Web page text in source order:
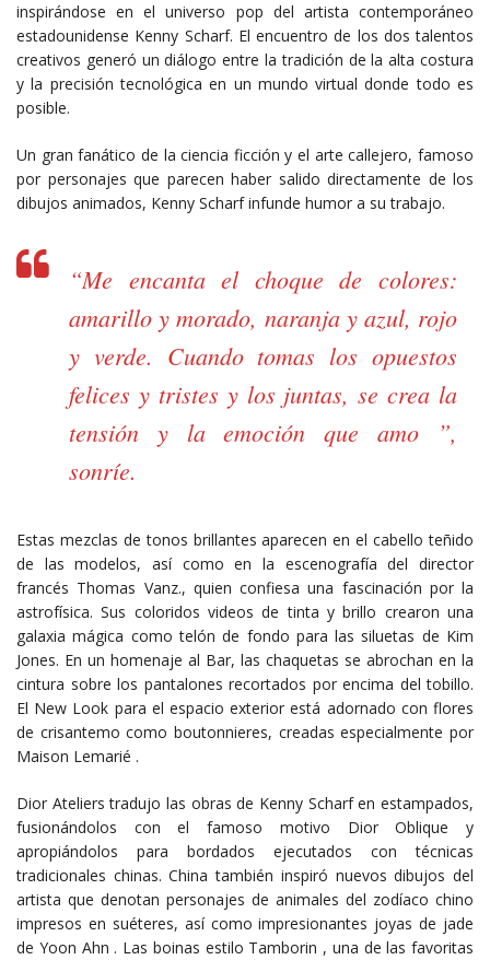
inspirándose en el universo pop del artista contemporáneo
estadounidense Kenny Scharf. El encuentro de los dos talentos
creativos generó un diálogo entre la tradición de la alta costura
y la precisión tecnológica en un mundo virtual donde todo es
posible.
Un gran fanático de la ciencia ficción y el arte callejero, famoso
por personajes que parecen haber salido directamente de los
dibujos animados, Kenny Scharf infunde humor a su trabajo.
“Me encanta el choque de colores:
amarillo y morado, naranja y azul, rojo
y verde. Cuando tomas los opuestos
felices y tristes y los juntas, se crea la
tensión y la emoción que amo ”,
sonríe.
Estas mezclas de tonos brillantes aparecen en el cabello teñido
de las modelos, así como en la escenografía del director
francés Thomas Vanz., quien confiesa una fascinación por la
astrofísica. Sus coloridos videos de tinta y brillo crearon una
galaxia mágica como telón de fondo para las siluetas de Kim
Jones. En un homenaje al Bar, las chaquetas se abrochan en la
cintura sobre los pantalones recortados por encima del tobillo.
El New Look para el espacio exterior está adornado con flores
de crisantemo como boutonnieres, creadas especialmente por
Maison Lemarié .
Dior Ateliers tradujo las obras de Kenny Scharf en estampados,
fusionándolos con el famoso motivo Dior Oblique y
apropiándolos para bordados ejecutados con técnicas
tradicionales chinas. China también inspiró nuevos dibujos del
artista que denotan personajes de animales del zodíaco chino
impresos en suéteres, así como impresionantes joyas de jade
de Yoon Ahn . Las boinas estilo Tamborin , una de las favoritas